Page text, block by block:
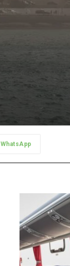
WhatsApp